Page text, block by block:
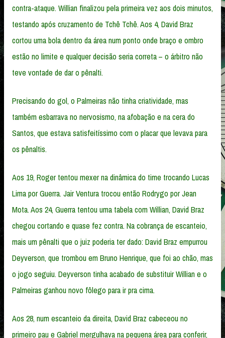
contra-ataque. Willian finalizou pela primeira vez aos dois minutos,
testando após cruzamento de Tchê Tchê. Aos 4, David Braz
cortou uma bola dentro da área num ponto onde braço e ombro
estão no limite e qualquer decisão seria correta – o árbitro não
teve vontade de dar o pênalti.
Precisando do gol, o Palmeiras não tinha criatividade, mas
também esbarrava no nervosismo, na afobação e na cera do
Santos, que estava satisfeitíssimo com o placar que levava para
os pênaltis.
Aos 19, Roger tentou mexer na dinâmica do time trocando Lucas
Lima por Guerra. Jair Ventura trocou então Rodrygo por Jean
Mota. Aos 24, Guerra tentou uma tabela com Willian, David Braz
chegou cortando e quase fez contra. Na cobrança de escanteio,
mais um pênalti que o juiz poderia ter dado: David Braz empurrou
Deyverson, que trombou em Bruno Henrique, que foi ao chão, mas
o jogo seguiu. Deyverson tinha acabado de substituir Willian e o
Palmeiras ganhou novo fôlego para ir pra cima.
Aos 28, num escanteio da direita, David Braz cabeceou no
primeiro pau e Gabriel mergulhava na pequena área para conferir,